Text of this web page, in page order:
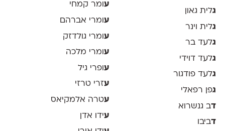
גלית גאון
גלית וינר
גלעד בר
גלעד דוידי
גלעד פודגור
גפן רפאלי
דב גנשרוא
דביבו
עומר קמחי
ע ומרי אברהם
ע ומרי גולדזק
עומרי מלכה
ע ופרי גיל
עזרי טרזי
עטרה אלמקיאס
עידו אדן